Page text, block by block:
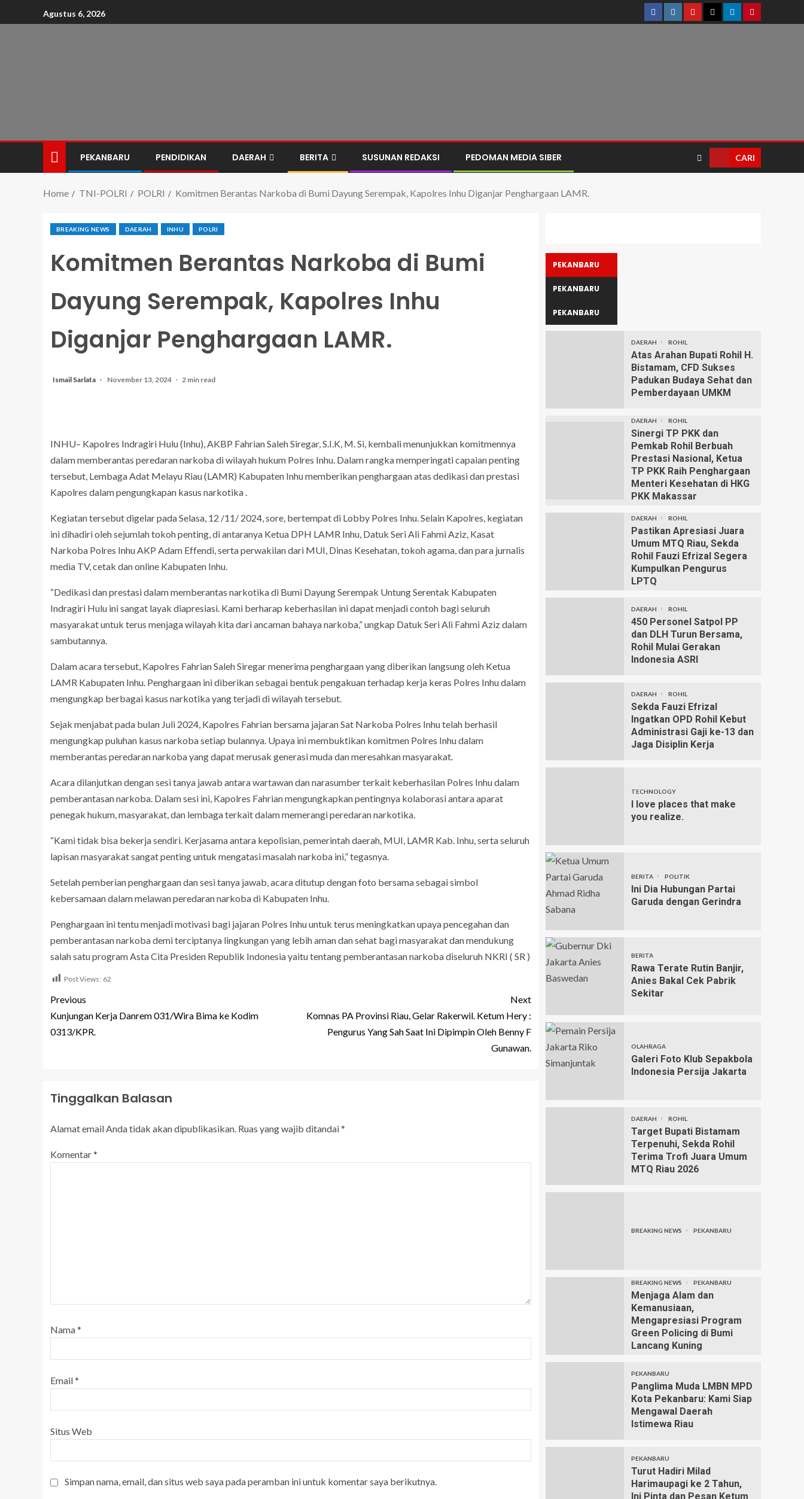
Agustus 6, 2026
PEKANBARU PENDIDIKAN DAERAH BERITA SUSUNAN REDAKSI PEDOMAN MEDIA SIBER CARI
Home TNI-POLRI POLRI Komitmen Berantas Narkoba di Bumi Dayung Serempak, Kapolres Inhu Diganjar Penghargaan LAMR.
BREAKING NEWS DAERAH INHU POLRI
Komitmen Berantas Narkoba di Bumi
Dayung Serempak, Kapolres Inhu
Diganjar Penghargaan LAMR.
Ismail Sarlata November 13, 2024 2 min read
INHU– Kapolres Indragiri Hulu (Inhu), AKBP Fahrian Saleh Siregar, S.I.K, M. Si, kembali menunjukkan komitmennya
dalam memberantas peredaran narkoba di wilayah hukum Polres Inhu. Dalam rangka memperingati capaian penting
tersebut, Lembaga Adat Melayu Riau (LAMR) Kabupaten Inhu memberikan penghargaan atas dedikasi dan prestasi
Kapolres dalam pengungkapan kasus narkotika .
Kegiatan tersebut digelar pada Selasa, 12 /11/ 2024, sore, bertempat di Lobby Polres Inhu. Selain Kapolres, kegiatan
ini dihadiri oleh sejumlah tokoh penting, di antaranya Ketua DPH LAMR Inhu, Datuk Seri Ali Fahmi Aziz, Kasat
Narkoba Polres Inhu AKP Adam Effendi, serta perwakilan dari MUI, Dinas Kesehatan, tokoh agama, dan para jurnalis
media TV, cetak dan online Kabupaten Inhu.
“Dedikasi dan prestasi dalam memberantas narkotika di Bumi Dayung Serempak Untung Serentak Kabupaten
Indragiri Hulu ini sangat layak diapresiasi. Kami berharap keberhasilan ini dapat menjadi contoh bagi seluruh
masyarakat untuk terus menjaga wilayah kita dari ancaman bahaya narkoba,” ungkap Datuk Seri Ali Fahmi Aziz dalam
sambutannya.
Dalam acara tersebut, Kapolres Fahrian Saleh Siregar menerima penghargaan yang diberikan langsung oleh Ketua
LAMR Kabupaten Inhu. Penghargaan ini diberikan sebagai bentuk pengakuan terhadap kerja keras Polres Inhu dalam
mengungkap berbagai kasus narkotika yang terjadi di wilayah tersebut.
Sejak menjabat pada bulan Juli 2024, Kapolres Fahrian bersama jajaran Sat Narkoba Polres Inhu telah berhasil
mengungkap puluhan kasus narkoba setiap bulannya. Upaya ini membuktikan komitmen Polres Inhu dalam
memberantas peredaran narkoba yang dapat merusak generasi muda dan meresahkan masyarakat.
Acara dilanjutkan dengan sesi tanya jawab antara wartawan dan narasumber terkait keberhasilan Polres Inhu dalam
pemberantasan narkoba. Dalam sesi ini, Kapolres Fahrian mengungkapkan pentingnya kolaborasi antara aparat
penegak hukum, masyarakat, dan lembaga terkait dalam memerangi peredaran narkotika.
“Kami tidak bisa bekerja sendiri. Kerjasama antara kepolisian, pemerintah daerah, MUI, LAMR Kab. Inhu, serta seluruh
lapisan masyarakat sangat penting untuk mengatasi masalah narkoba ini,” tegasnya.
Setelah pemberian penghargaan dan sesi tanya jawab, acara ditutup dengan foto bersama sebagai simbol
kebersamaan dalam melawan peredaran narkoba di Kabupaten Inhu.
Penghargaan ini tentu menjadi motivasi bagi jajaran Polres Inhu untuk terus meningkatkan upaya pencegahan dan
pemberantasan narkoba demi terciptanya lingkungan yang lebih aman dan sehat bagi masyarakat dan mendukung
salah satu program Asta Cita Presiden Republik Indonesia yaitu tentang pemberantasan narkoba diseluruh NKRI ( SR )
Post Views: 62
Previous
Kunjungan Kerja Danrem 031/Wira Bima ke Kodim
0313/KPR.
Next
Komnas PA Provinsi Riau, Gelar Rakerwil. Ketum Hery :
Pengurus Yang Sah Saat Ini Dipimpin Oleh Benny F
Gunawan.
Tinggalkan Balasan
Alamat email Anda tidak akan dipublikasikan. Ruas yang wajib ditandai*
Komentar*
Nama*
Email*
Situs Web
Simpan nama, email, dan situs web saya pada peramban ini untuk komentar saya berikutnya.
PEKANBARU
PEKANBARU
PEKANBARU
DAERAH ROHIL
Atas Arahan Bupati Rohil H.
Bistamam, CFD Sukses
Padukan Budaya Sehat dan
Pemberdayaan UMKM
DAERAH ROHIL
Sinergi TP PKK dan
Pemkab Rohil Berbuah
Prestasi Nasional, Ketua
TP PKK Raih Penghargaan
Menteri Kesehatan di HKG
PKK Makassar
DAERAH ROHIL
Pastikan Apresiasi Juara
Umum MTQ Riau, Sekda
Rohil Fauzi Efrizal Segera
Kumpulkan Pengurus
LPTQ
DAERAH ROHIL
450 Personel Satpol PP
dan DLH Turun Bersama,
Rohil Mulai Gerakan
Indonesia ASRI
DAERAH ROHIL
Sekda Fauzi Efrizal
Ingatkan OPD Rohil Kebut
Administrasi Gaji ke-13 dan
Jaga Disiplin Kerja
TECHNOLOGY
I love places that make
you realize.
BERITA POLITIK
Ini Dia Hubungan Partai
Garuda dengan Gerindra
BERITA
Rawa Terate Rutin Banjir,
Anies Bakal Cek Pabrik
Sekitar
OLAHRAGA
Galeri Foto Klub Sepakbola
Indonesia Persija Jakarta
DAERAH ROHIL
Target Bupati Bistamam
Terpenuhi, Sekda Rohil
Terima Trofi Juara Umum
MTQ Riau 2026
BREAKING NEWS PEKANBARU
BREAKING NEWS PEKANBARU
Menjaga Alam dan
Kemanusiaan,
Mengapresiasi Program
Green Policing di Bumi
Lancang Kuning
PEKANBARU
Panglima Muda LMBN MPD
Kota Pekanbaru: Kami Siap
Mengawal Daerah
Istimewa Riau
PEKANBARU
Turut Hadiri Milad
Harimaupagi ke 2 Tahun,
Ini Pinta dan Pesan Ketum